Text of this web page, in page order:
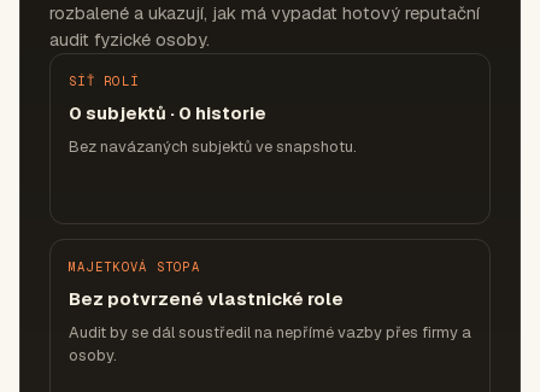
rozbalené a ukazují, jak má vypadat hotový reputační
audit fyzické osoby.
SÍŤ ROLÍ
0 subjektů · 0 historie
Bez navázaných subjektů ve snapshotu.
MAJETKOVÁ STOPA
Bez potvrzené vlastnické role
Audit by se dál soustředil na nepřímé vazby přes firmy a
osoby.